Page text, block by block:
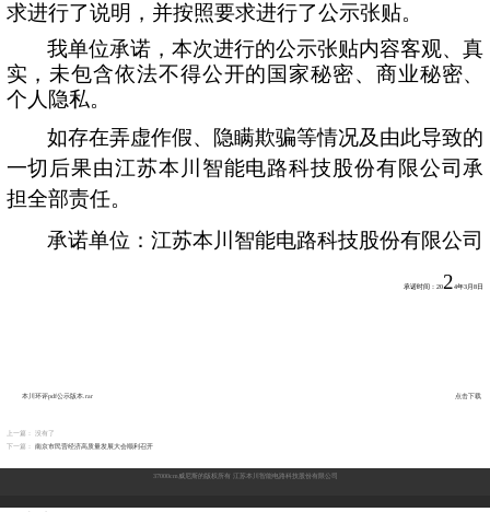
求进行了说明，并按照要求进行了公示张贴。
我单位承诺，本次进行的公示张贴内容客观、真
实，未包含依法不得公开的国家秘密、商业秘密、
个人隐私。
如存在弄虚作假、隐瞒欺骗等情况及由此导致的
一切后果由江苏本川智能电路科技股份有限公司承
担全部责任。
承诺单位：江苏本川智能电路科技股份有限公司
承诺时间：2024年3月8日
本川环评pdf公示版本.rar 点击下载
上一篇： 没有了
下一篇： 南京市民营经济高质量发展大会顺利召开
37000cm威尼斯的版权所有 江苏本川智能电路科技股份有限公司